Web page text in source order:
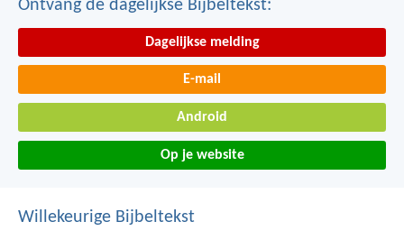
Ontvang de dagelijkse Bijbeltekst:
Dagelijkse melding
E-mail
Android
Op je website
Willekeurige Bijbeltekst